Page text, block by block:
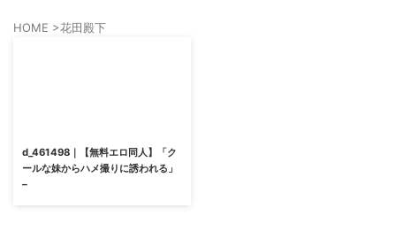
HOME >花田殿下
d_461498｜【無料エロ同人】「ク
ールな妹からハメ撮りに誘われる」
–